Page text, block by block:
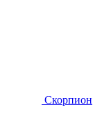
Скорпион